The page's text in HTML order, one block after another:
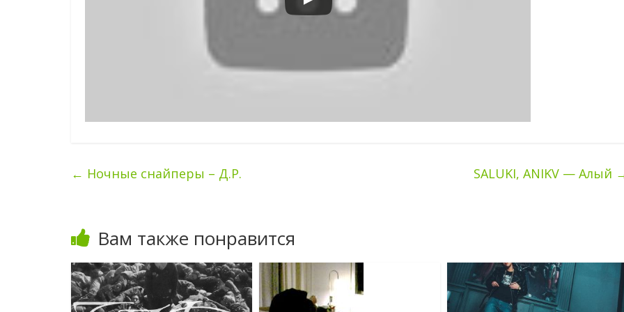
← Ночные снайперы – Д.Р. SALUKI, ANIKV — Алый
Вам также понравится